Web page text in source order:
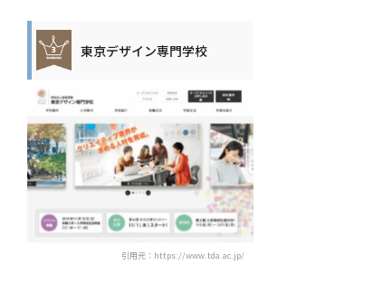
東京デザイン専門学校
引用元：https://www.tda.ac.jp/